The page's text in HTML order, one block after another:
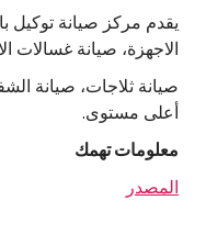
يقدم مركز صيانة توكيل
الاجهزة، صيانة غسالات
صيانة ثلاجات، صيانة
أعلى مستوى.
معلومات تهمك
المصدر